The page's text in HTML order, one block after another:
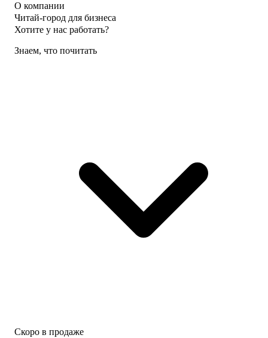
О компании
Читай-город для бизнеса
Хотите у нас работать?
Знаем, что почитать
Скоро в продаже